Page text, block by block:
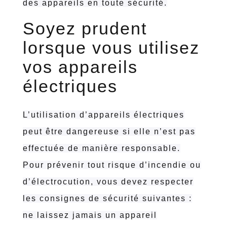
des appareils en toute sécurité.
Soyez prudent
lorsque vous utilisez
vos appareils
électriques
L’utilisation d’appareils électriques
peut être dangereuse si elle n’est pas
effectuée de manière responsable.
Pour prévenir tout risque d’incendie ou
d’électrocution, vous devez respecter
les consignes de sécurité suivantes :
ne laissez jamais un appareil